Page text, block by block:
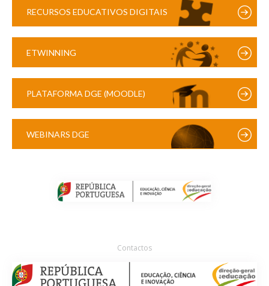
RECURSOS EDUCATIVOS DIGITAIS
ETWINNING
PLATAFORMA DGE (MOODLE)
WEBINARS DGE
Contactos